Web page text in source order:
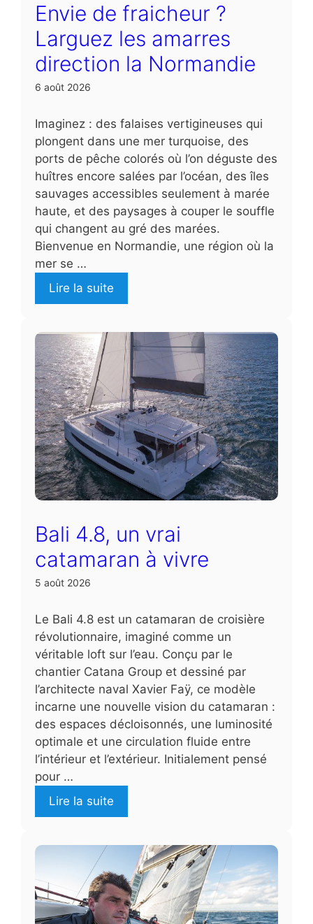
Envie de fraicheur ?
Larguez les amarres
direction la Normandie
6 août 2026
Imaginez : des falaises vertigineuses qui
plongent dans une mer turquoise, des
ports de pêche colorés où l’on déguste des
huîtres encore salées par l’océan, des îles
sauvages accessibles seulement à marée
haute, et des paysages à couper le souffle
qui changent au gré des marées.
Bienvenue en Normandie, une région où la
mer se …
Lire la suite
Bali 4.8, un vrai
catamaran à vivre
5 août 2026
Le Bali 4.8 est un catamaran de croisière
révolutionnaire, imaginé comme un
véritable loft sur l’eau. Conçu par le
chantier Catana Group et dessiné par
l’architecte naval Xavier Faÿ, ce modèle
incarne une nouvelle vision du catamaran :
des espaces décloisonnés, une luminosité
optimale et une circulation fluide entre
l’intérieur et l’extérieur. Initialement pensé
pour …
Lire la suite